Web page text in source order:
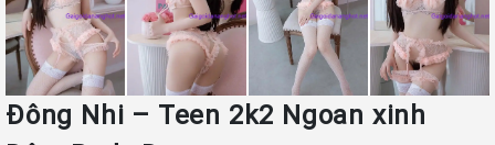
Đông Nhi – Teen 2k2 Ngoan xinh